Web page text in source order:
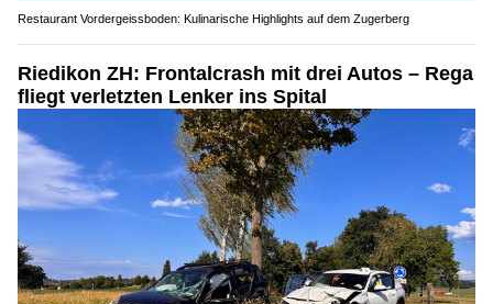
Restaurant Vordergeissboden: Kulinarische Highlights auf dem Zugerberg
Riedikon ZH: Frontalcrash mit drei Autos – Rega
fliegt verletzten Lenker ins Spital